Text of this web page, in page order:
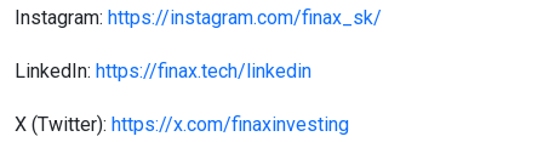
Instagram: https://instagram.com/finax_sk/
LinkedIn: https://finax.tech/linkedin
X (Twitter): https://x.com/finaxinvesting